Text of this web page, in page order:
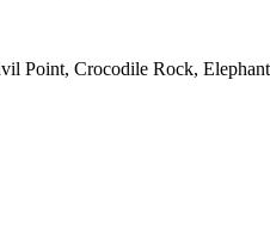
Point, Crocodile Rock,